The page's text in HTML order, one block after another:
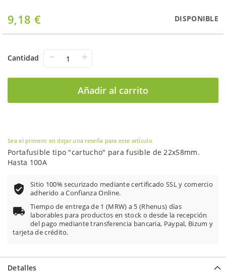
9,18 € DISPONIBLE
Cantidad − +
Añadir al carrito
Saltar
al
comienzo
la
Sea el primero en dejar una reseña para este artículo
Portafusible tipo "cartucho" para fusible de 22x58mm.
Hasta 100A
Sitio 100% securizado mediante certificado SSL y comercio
adherido a Confianza Online.
Tiempo de entrega de 1 (MRW) a 5 (Rhenus) días
laborables para productos en stock o desde la recepción
del pago mediante transferencia bancaria, Paypal, Bizum y
tarjeta de crédito.
Detalles